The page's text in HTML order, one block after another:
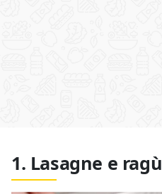
1. Lasagne e ragù